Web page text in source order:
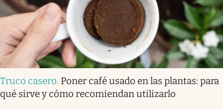
Truco casero. Poner café usado en las plantas: para
qué sirve y cómo recomiendan utilizarlo